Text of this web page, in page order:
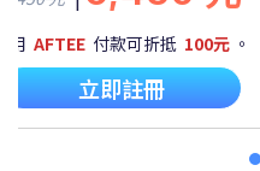
用 AFTEE 付款可折抵 100元 。
立即註冊